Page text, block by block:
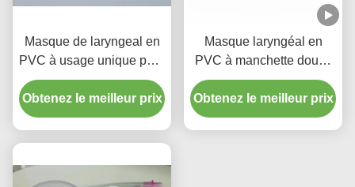
Masque de laryngeal en
PVC à usage unique pour
les voies respiratoires
pour nourrissons et
enfants
Obtenez le meilleur prix
Masque laryngéal en
PVC à manchette douce
avec code de couleur
Obtenez le meilleur prix